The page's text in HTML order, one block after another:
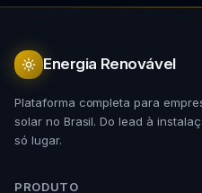
Energia Renovável
Plataforma completa para
solar no Brasil. Do lead à
só lugar.
PRODUTO